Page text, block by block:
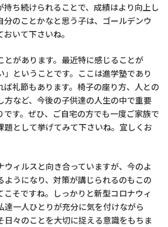
持ち続けられることで、成績はより向上し
分のことかなと思う子は、ゴールデンウ
いて下さいね。
とがあります。最近特に感じることが
」ということです。ここは進学塾であり
ば礼節もあります。椅子の座り方、人との
方など、今後の子供達の人生の中で重要
です。ぜひ、ご自宅の方でも一度ご家族で
題として挙げてみて下さいね。宜しくお
ウィルスと向き合っていますが、今のよ
ようになり、対策が講じられるのもこの
そですね。しっかりと新型コロナウィ
達一人ひとりが充分に気を付けながら
日々のことを大切に捉える意識をもちま